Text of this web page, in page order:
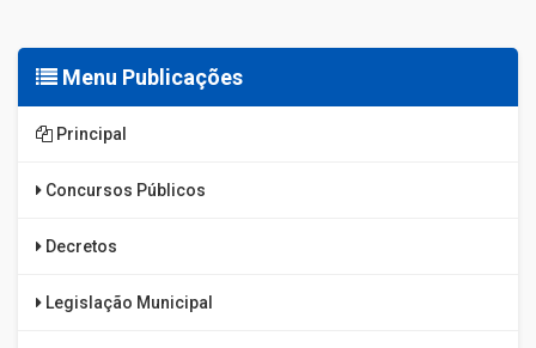
Menu Publicações
Principal
Concursos Públicos
Decretos
Legislação Municipal